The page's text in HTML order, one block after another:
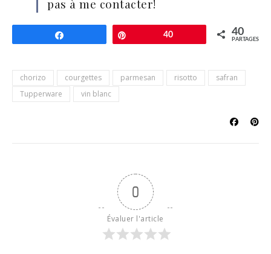
pas à me contacter!
40 40
PARTAGES
chorizo courgettes parmesan risotto
safran
Tupperware
vin blanc
0
Évaluer l'article